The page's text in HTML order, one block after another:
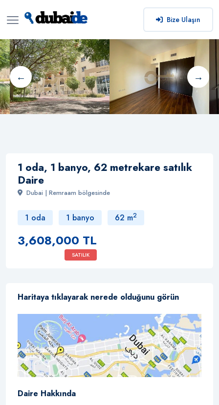
Bize Ulaşın
1 oda, 1 banyo, 62 metrekare satılık
Daire
Dubai | Remraam bölgesinde
1 oda 1 banyo 62 m2
3,608,000 TL
SATILIK
Haritaya tıklayarak nerede olduğunu görün
Daire Hakkında